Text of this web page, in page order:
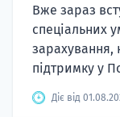
Вже зараз
спеціальних
зарахування,
підтримку у
Діє від